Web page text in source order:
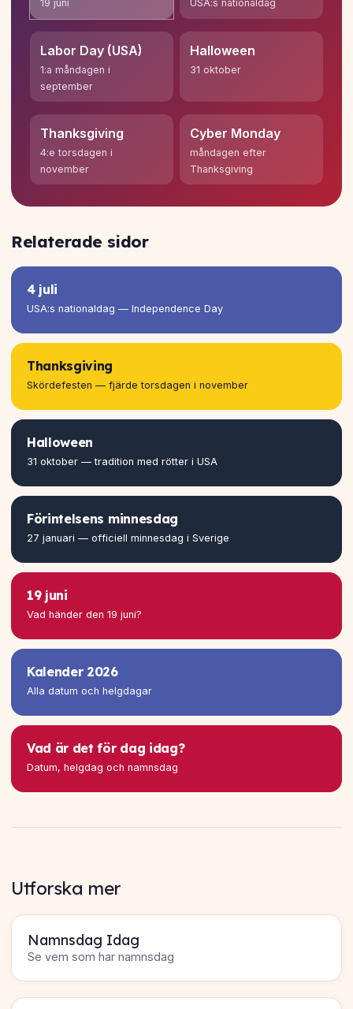
19 juni USA:s nationaldag
Labor Day (USA)
1:a måndagen i
september
Halloween
31 oktober
Thanksgiving
4:e torsdagen i
november
Cyber Monday
måndagen efter
Thanksgiving
Relaterade sidor
4 juli
USA:s nationaldag — Independence Day
Thanksgiving
Skördefesten — fjärde torsdagen i november
Halloween
31 oktober — tradition med rötter i USA
Förintelsens minnesdag
27 januari — officiell minnesdag i Sverige
19 juni
Vad händer den 19 juni?
Kalender 2026
Alla datum och helgdagar
Vad är det för dag idag?
Datum, helgdag och namnsdag
Utforska mer
Namnsdag Idag
Se vem som har namnsdag